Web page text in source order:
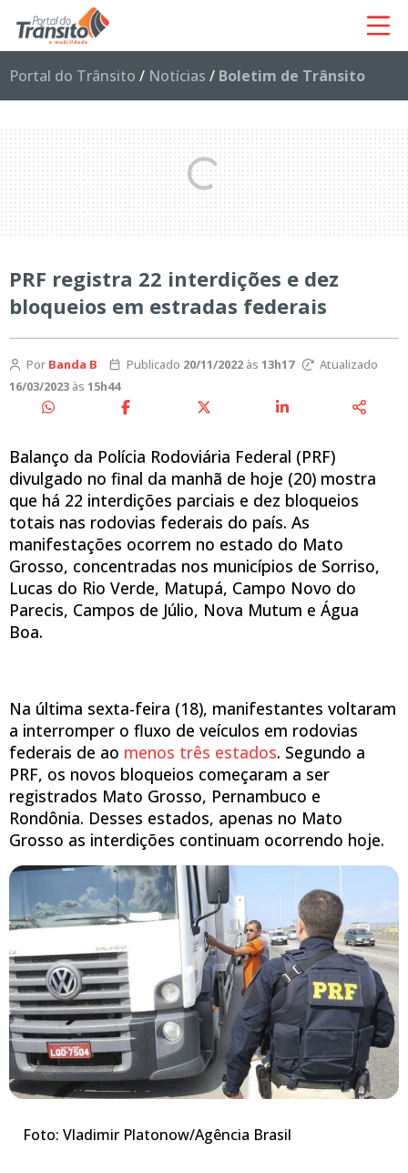
Portal do Trânsito / Notícias / Boletim de Trânsito
PRF registra 22 interdições e dez
bloqueios em estradas federais
Por Banda B Publicado 20/11/2022às 13h17
Atualizado
16/03/2023 às 15h44
Balanço da Polícia Rodoviária Federal (PRF)
divulgado no final da manhã de hoje (20) mostra
que há 22 interdições parciais e dez bloqueios
totais nas rodovias federais do país. As
manifestações ocorrem no estado do Mato
Grosso, concentradas nos municípios de Sorriso,
Lucas do Rio Verde, Matupá, Campo Novo do
Parecis, Campos de Júlio, Nova Mutum e Água
Boa.
Na última sexta-feira (18), manifestantes voltaram
a interromper o fluxo de veículos em rodovias
federais de ao menos três estados. Segundo a
PRF, os novos bloqueios começaram a ser
registrados Mato Grosso, Pernambuco e
Rondônia. Desses estados, apenas no Mato
Grosso as interdições continuam ocorrendo hoje.
Foto: Vladimir Platonow/Agência Brasil